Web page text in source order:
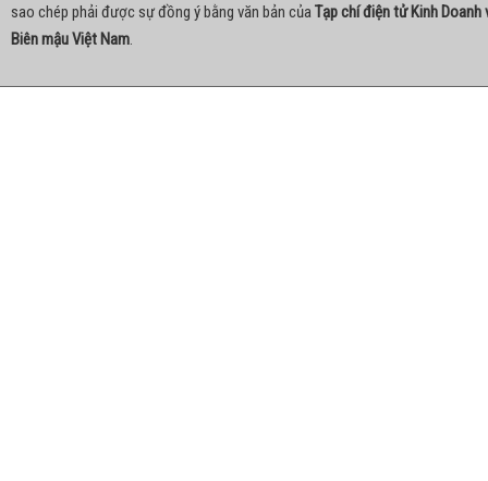
sao chép phải được sự đồng ý bằng văn bản củaTạp chí điện tử Kinh Doanh
Biên mậu Việt Nam.